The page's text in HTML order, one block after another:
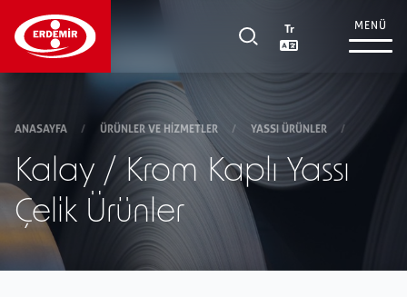
Kurumsal
Yatırımcı İlişkileri
Ürünler ve Hizmetler
Tr MENÜ
ANASAYFA / ÜRÜNLER VE HIZMETLER / YASSI ÜRÜNLER /
Kalay / Krom Kaplı Yassı
Çelik Ürünler